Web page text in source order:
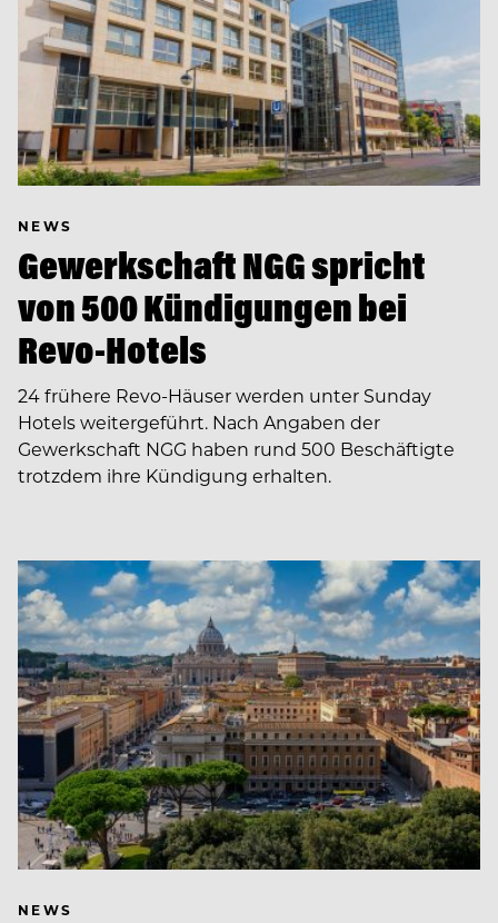
NEWS
Gewerkschaft NGG spricht
von 500 Kündigungen bei
Revo-Hotels
24 frühere Revo-Häuser werden unter Sunday
Hotels weitergeführt. Nach Angaben der
Gewerkschaft NGG haben rund 500 Beschäftigte
trotzdem ihre Kündigung erhalten.
NEWS